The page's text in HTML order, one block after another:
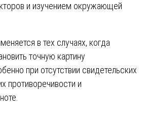
и изучением окружающей
в тех случаях, когда
точную картину
при отсутствии свидетельских
противоречивости и